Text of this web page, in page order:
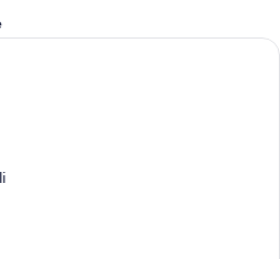
Una camera da letto con soffitto in